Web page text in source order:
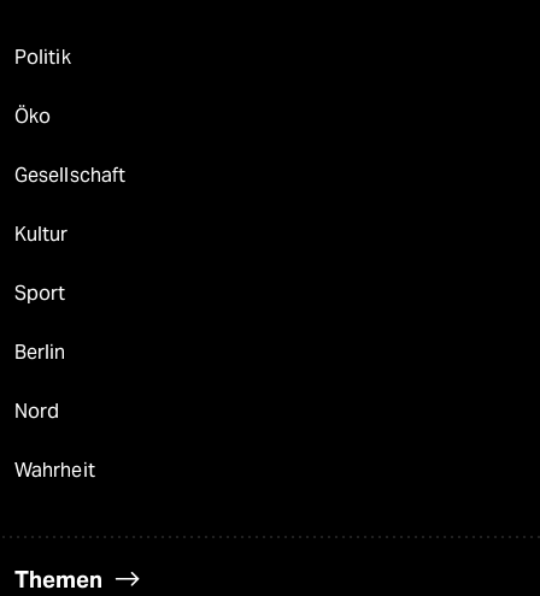
Politik
Öko
Gesellschaft
Kultur
Sport
Berlin
Nord
Wahrheit
Themen